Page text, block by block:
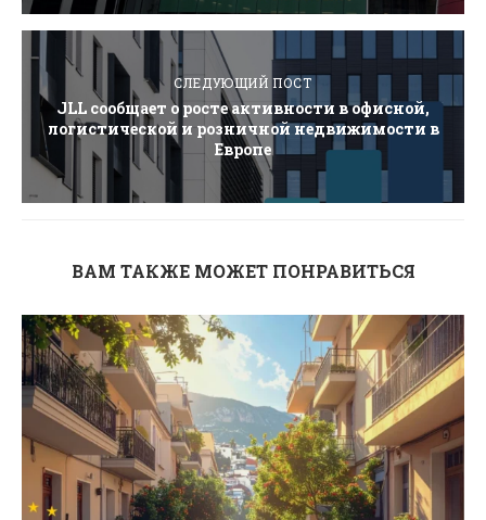
СЛЕДУЮЩИЙ ПОСТ
JLL сообщает о росте активности в офисной,
логистической и розничной недвижимости в
Европе
ВАМ ТАКЖЕ МОЖЕТ ПОНРАВИТЬСЯ